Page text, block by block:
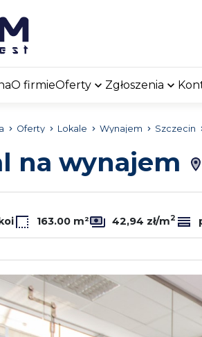
O firmieOferty Zgłoszenia
Oferty Lokale Wynajem Szczecin
na wynajem
163.00 m² 42,94 zł/m2